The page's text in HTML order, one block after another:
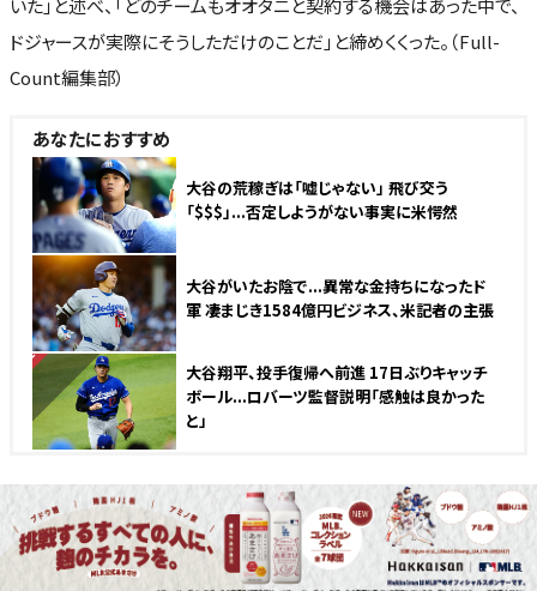
いた」と述べ、「どのチームもオオタニと契約する機会はあった中で、
ドジャースが実際にそうしただけのことだ」と締めくくった。（Full-
Count編集部）
あなたにおすすめ
大谷の荒稼ぎは「嘘じゃない」 飛び交う
「$$$」...否定しようがない事実に米愕然
大谷がいたお陰で...異常な金持ちになったド
軍 凄まじき1584億円ビジネス、米記者の主張
NEW
大谷翔平、投手復帰へ前進 17日ぶりキャッチ
ボール...ロバーツ監督説明「感触は良かった
と」